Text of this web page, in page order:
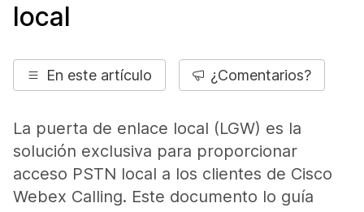
local
En este artículo ¿Comentarios?
La puerta de enlace local (LGW) es la
solución exclusiva para proporcionar
acceso PSTN local a los clientes de Cisco
Webex Calling. Este documento lo guía